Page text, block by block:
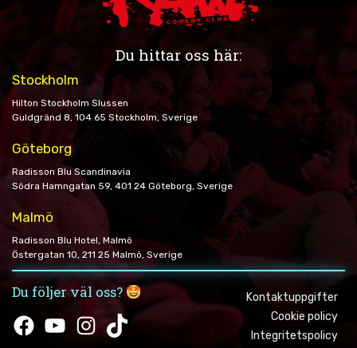
Du hittar oss här:
Stockholm
Hilton Stockholm Slussen
Guldgränd 8, 104 65 Stockholm, Sverige
Göteborg
Radisson Blu Scandinavia
Södra Hamngatan 59, 401 24 Göteborg, Sverige
Malmö
Radisson Blu Hotel, Malmö
Östergatan 10, 211 25 Malmö, Sverige
Du följer väl oss?
FacebookYouTubeInstagram
Kontaktuppgifter
Cookie policy
Integritetspolicy